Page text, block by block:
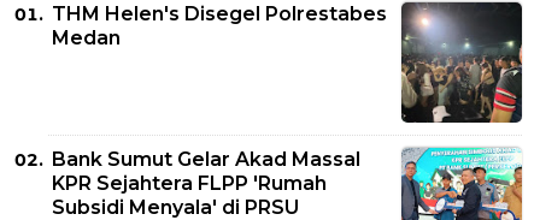
THM Helen's Disegel Polrestabes
Medan
Bank Sumut Gelar Akad Massal
KPR Sejahtera FLPP 'Rumah
Subsidi Menyala' di PRSU